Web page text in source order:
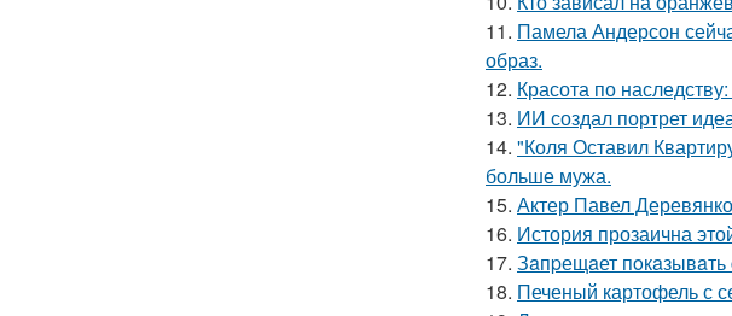
11. Памела Андерсон
образ.
12. Красота по
13. ИИ создал портрет
14. "Коля Оставил
больше мужа.
15. Актер Павел
16. История прозаична
17. Зaпpещaет
18. Печеный картофель с